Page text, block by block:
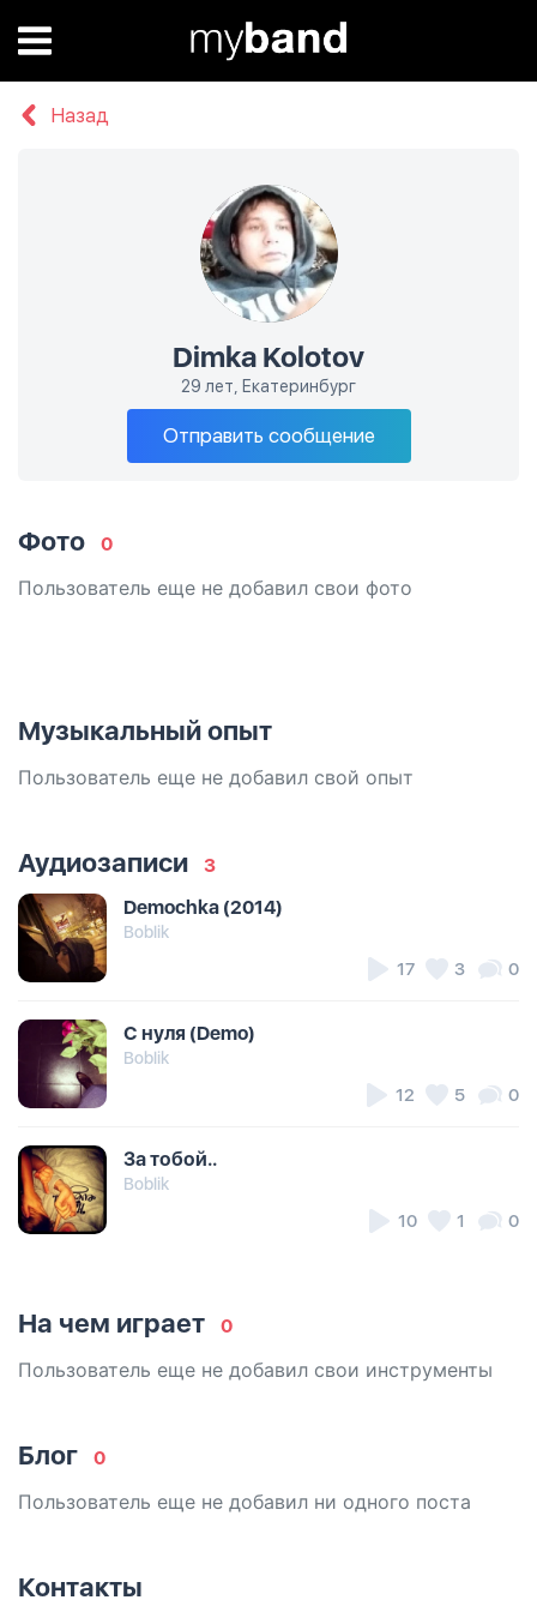
Назад
Dimka Kolotov
29 лет, Екатеринбург
Отправить сообщение
Фото 0
Пользователь еще не добавил свои фото
Музыкальный опыт
Пользователь еще не добавил свой опыт
Аудиозаписи
3
Demochka (2014)
Boblik
17 3 0
С нуля (Demo)
Boblik
12 5 0
За тобой..
Boblik
10 1 0
На чем играет 0
Пользователь еще не добавил свои инструменты
Блог 0
Пользователь еще не добавил ни одного поста
Контакты